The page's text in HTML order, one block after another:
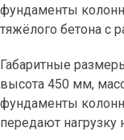
фундаменты
тяжёлого бетона с
Габаритные
высота 450 мм,
фундаменты
передают нагрузку